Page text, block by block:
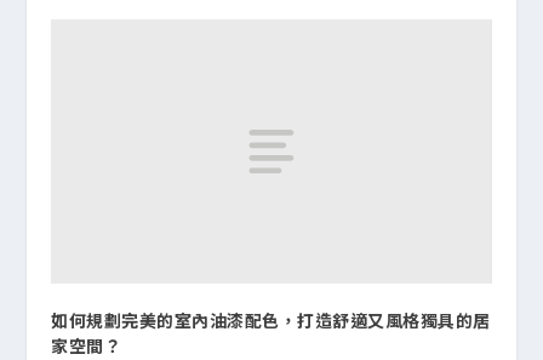
如何規劃完美的室內油漆配色，打造舒適又風格獨具的居
家空間？